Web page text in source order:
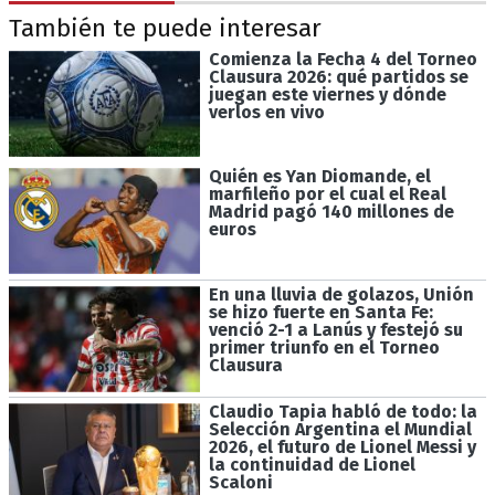
También te puede interesar
Comienza la Fecha 4 del Torneo
Clausura 2026: qué partidos se
juegan este viernes y dónde
verlos en vivo
Quién es Yan Diomande, el
marfileño por el cual el Real
Madrid pagó 140 millones de
euros
En una lluvia de golazos, Unión
se hizo fuerte en Santa Fe:
venció 2-1 a Lanús y festejó su
primer triunfo en el Torneo
Clausura
Claudio Tapia habló de todo: la
Selección Argentina el Mundial
2026, el futuro de Lionel Messi y
la continuidad de Lionel
Scaloni